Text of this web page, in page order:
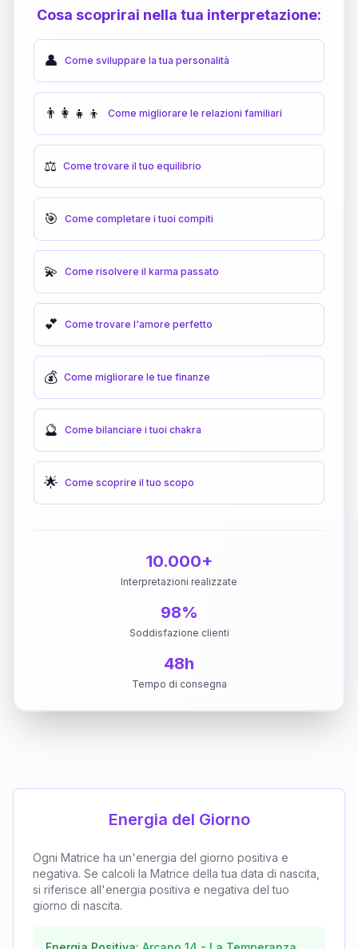
Cosa scoprirai nella tua interpretazione:
👤 Come sviluppare la tua personalità
👨‍👩‍👧‍👦 Come migliorare le relazioni familiari
⚖️ Come trovare il tuo equilibrio
🎯 Come completare i tuoi compiti
💫 Come risolvere il karma passato
💕 Come trovare l'amore perfetto
💰 Come migliorare le tue finanze
🔮 Come bilanciare i tuoi chakra
🌟 Come scoprire il tuo scopo
10.000+
Interpretazioni realizzate
98%
Soddisfazione clienti
48h
Tempo di consegna
Energia del Giorno
Ogni Matrice ha un'energia del giorno positiva e
negativa. Se calcoli la Matrice della tua data di nascita,
si riferisce all'energia positiva e negativa del tuo
giorno di nascita.